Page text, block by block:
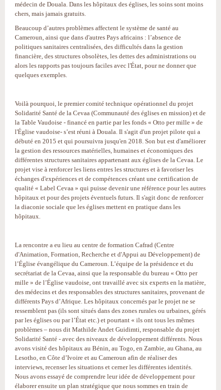
médecin de Douala. Dans les hôpitaux des églises, les soins sont moins
chers, mais jamais gratuits.
Beaucoup d’autres problèmes affectent le système de santé au
Cameroun, ainsi que dans d'autres Pays africains : l’absence de
politiques sanitaires centralisées, des difficultés dans la gestion
financière, des structures obsolètes, les dettes des administrations ou
alors les rapports pas toujours faciles avec l'État, pour ne donner que
quelques exemples.
Voilà pourquoi, le premier comité technique opérationnel du projet
Solidarité Santé de la Cevaa (Communauté des églises en mission) et de
la Table Vaudoise ‑ financé en partie par les fonds « Otto per mille » de
l'Église vaudoise‑ s’est réuni à Douala. Il s'agit d'un projet pilote qui a
débuté en 2015 et qui poursuivra jusqu'en 2018. Son but est d'améliorer
la gestion des ressources matérielles, humaines et économiques des
différentes structures sanitaires appartenant aux églises de la Cevaa. Le
projet vise à renforcer les liens entres les structures et à favoriser les
échanges d'expériences et de compétences créant une certification de
qualité « Label Cevaa » qui puisse devenir une référence pour les autres
hôpitaux et pour des projets éventuels futurs. Il s'agit donc de renforcer
la diaconie sociale que les églises mettent en pratique dans les
hôpitaux.
La rencontre a eu lieu au centre de formation Cafrad (Centre
d'Animation, Formation, Recherche et d'Appui au Développement) de
l’Église évangélique du Cameroun. L’équipe de la présidence et du
secrétariat de la Cevaa, ainsi que la responsable du bureau « Otto per
mille » de l’Église vaudoise, ont travaillé avec six experts en la matière,
des médecins et des responsables des structures sanitaires, provenant de
différents Pays d’Afrique. Les hôpitaux concernés par le projet ne se
ressemblent pas (ils sont situés dans des zones rurales ou urbaines, gérés
par les églises ou par l’État etc.) et pourtant « ils ont tous les mêmes
problèmes – nous dit Mathilde Andet Guidimti, responsable du projet
Solidarité Santé ‑ avec des niveaux de développement différents. Nous
avons visité des hôpitaux au Bénin, au Togo, en Zambie, au Ghana, au
Lesotho, en Côte d’Ivoire et au Cameroun afin de réaliser des
interviews, recenser les situations et cerner les différentes identités.
Nous avons essayé de comprendre leur idée de développement pour
élaborer ensuite un plan stratégique que nous sommes en train de